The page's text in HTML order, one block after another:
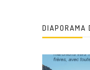
DIAPORAMA